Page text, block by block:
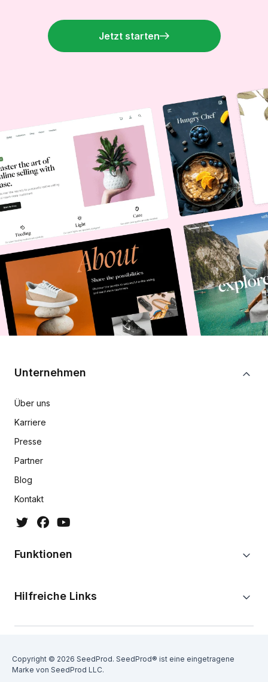
Jetzt starten
Unternehmen
Über uns
Karriere
Presse
Partner
Blog
Kontakt
Funktionen
Hilfreiche Links
Copyright © 2026 SeedProd. SeedProd® ist eine eingetragene
Marke von SeedProd LLC.